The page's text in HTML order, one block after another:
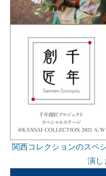
関西コレクションのスペ
演し